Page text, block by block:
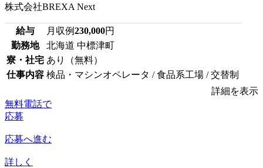
株式会社BREXA Next
給与 月収例230,000円
勤務地
北海道 中標津町
寮・社宅 あり（無料）
仕事内容 検品・マシンオペレータ / 食品系工場 / 交替制
詳細を表示
無料電話で
応募
応募へ進む
詳しく